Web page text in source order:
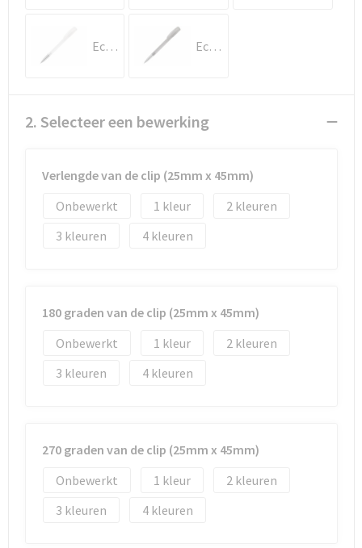
Koeltassen en Koelboxen
Goodiebags
Ecru / Wit Ecru / Zwart
2. Selecteer een bewerking
Verlengde van de clip (25mm x 45mm)
Onbewerkt
1
2
3
4
180 graden van de clip (25mm x 45mm)
Onbewerkt
1
2
3
4
270 graden van de clip (25mm x 45mm)
Onbewerkt
1
2
3
4